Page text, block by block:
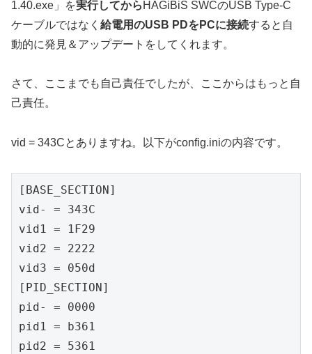
1.40.exe」を実行してから HAGiBiS SWCのUSB Type-C
ケーブルではなく 給電用のUSB PDをPCに接続すると自
動的に発見＆アップデートをしてくれます。
さて、ここまでも自己責任でしたが、ここからはもっと自
己責任。
vid = 343Cとありますね。以下がconfig.iniの内容です。
[BASE_SECTION]
vid- = 343C
vid1 = 1F29
vid2 = 2222
vid3 = 050d
[PID_SECTION]
pid- = 0000
pid1 = b361
pid2 = 5361